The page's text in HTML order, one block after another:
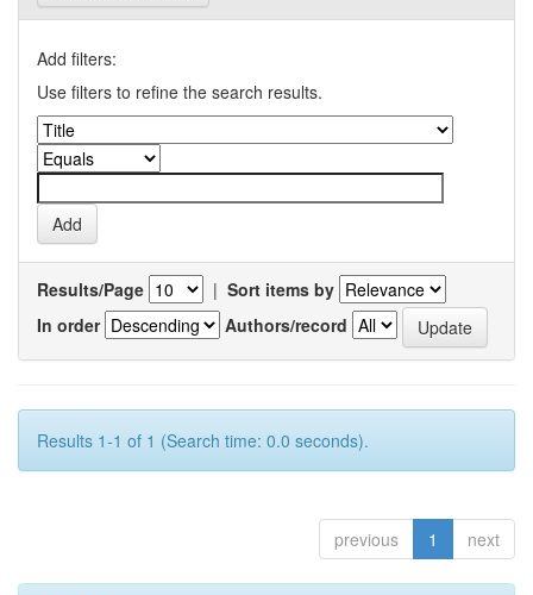
Add filters:
Use filters to refine the search results.
Results/Page | Sort items by
In order
Authors/record
Results 1-1 of 1 (Search time: 0.0 seconds).
previous 1 next